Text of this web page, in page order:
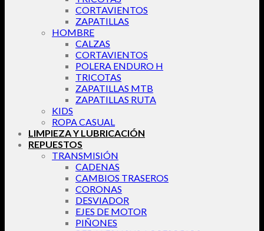
CORTAVIENTOS
ZAPATILLAS
HOMBRE
CALZAS
CORTAVIENTOS
POLERA ENDURO H
TRICOTAS
ZAPATILLAS MTB
ZAPATILLAS RUTA
KIDS
ROPA CASUAL
LIMPIEZA Y LUBRICACIÓN
REPUESTOS
TRANSMISIÓN
CADENAS
CAMBIOS TRASEROS
CORONAS
DESVIADOR
EJES DE MOTOR
PIÑONES